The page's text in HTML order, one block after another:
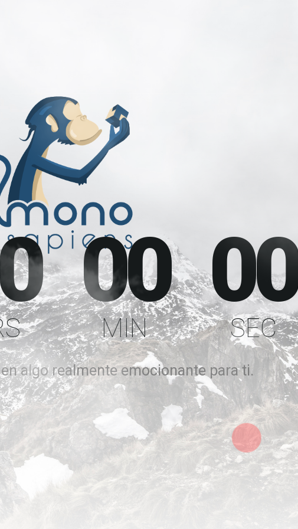
00
MIN
00
SEC
algo realmente emocionante para ti.